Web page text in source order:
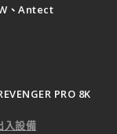
、Antect
PRO 8K
設備